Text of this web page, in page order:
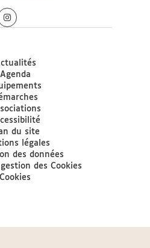
Agenda
du site
légales
des données
des Cookies
Cookies